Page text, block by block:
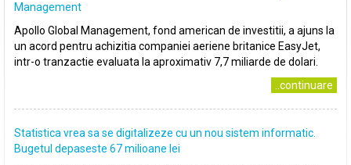
Management
Apollo Global Management, fond american de investitii, a ajuns la
un acord pentru achizitia companiei aeriene britanice EasyJet,
intr-o tranzactie evaluata la aproximativ 7,7 miliarde de dolari.
..continuare
Statistica vrea sa se digitalizeze cu un nou sistem informatic.
Bugetul depaseste 67 milioane lei